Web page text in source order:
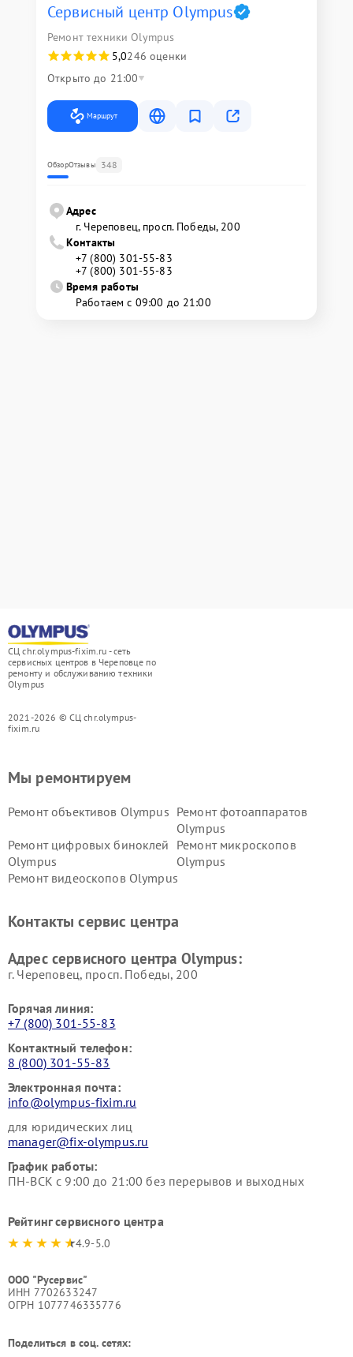
Сервисный центр Olympus
Ремонт техники Olympus
5,0246 оценки
Открыто до 21:00
Маршрут
ОбзорОтзывы 348
Адрес
г. Череповец, просп. Победы, 200
Контакты
+7 (800) 301-55-83
+7 (800) 301-55-83
Время работы
Работаем с 09:00 до 21:00
СЦ chr.olympus-fixim.ru - сеть
сервисных центров в Череповце по
ремонту и обслуживанию техники
Olympus
2021-2026 © СЦ chr.olympus-
fixim.ru
Мы ремонтируем
Ремонт объективов Olympus Ремонт фотоаппаратов
Olympus
Ремонт цифровых биноклей
Olympus
Ремонт микроскопов
Olympus
Ремонт видеоскопов Olympus
Контакты сервис центра
Адрес сервисного центра Olympus:
г. Череповец, просп. Победы, 200
Горячая линия:
+7 (800) 301-55-83
Контактный телефон:
8 (800) 301-55-83
Электронная почта:
info@olympus-fixim.ru
для юридических лиц
manager@fix-olympus.ru
График работы:
ПН-ВСК с 9:00 до 21:00 без перерывов и выходных
Рейтинг сервисного центра
4.9-5.0
ООО "Русервис"
ИНН 7702633247
ОГРН 1077746335776
Поделиться в соц. сетях: